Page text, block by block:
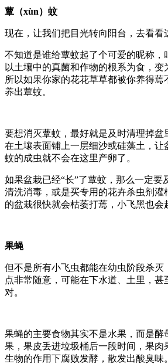
蕈（xùn）蚊
现在，让我们把目光转向阳台，去看看
不知道是谁给蕈蚊起了个可爱的昵称，
以土壤中的真菌和作物的根系为食，变
所以如果你家的花花草草都被你养得
养出蕈蚊。
要想消灭蕈蚊，最好就是及时清理掉盆
在土壤表面铺上一层细沙或硅藻土，让
蚊的成虫就不会在这里产卵了。
如果盆栽已经“长”了蕈蚊，那么一定要
清洗消毒，或是买专用的花卉杀虫剂灌
的盆栽很快就会枯萎打蔫，小飞黑也会
果蝇
但不是所有小飞虫都能在幼虫阶段杀灭
点非常随意，可能在下水道、土里，甚
对。
果蝇的主要食物其实不是水果，而是酵
果，果皮丢进垃圾桶后一段时间，果肉
生物的作用下腐败发酵，散发出酸臭味